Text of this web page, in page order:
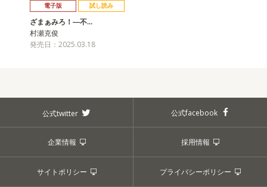
電子版 試し読み
ざまぁみろ！―不…
村瀬克俊
発売日：2025.03.18
公式twitter 公式facebook
企業情報 採用情報
サイトポリシー プライバシーポリシー